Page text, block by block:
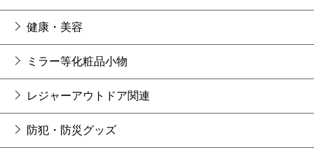
健康・美容
ミラー等化粧品小物
レジャーアウトドア関連
防犯・防災グッズ